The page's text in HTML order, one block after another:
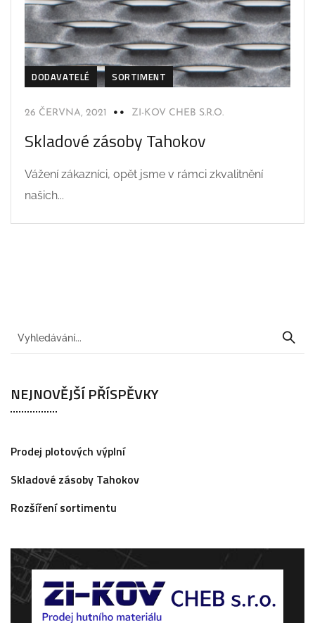
DODAVATELÉ SORTIMENT
26 ČERVNA, 2021 ZI-KOV CHEB S.R.O.
Skladové zásoby Tahokov
Vážení zákazníci, opět jsme v rámci zkvalitnění
našich...
NEJNOVĚJŠÍ PŘÍSPĚVKY
Prodej plotových výplní
Skladové zásoby Tahokov
Rozšíření sortimentu